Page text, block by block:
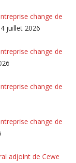
change de
juillet 2026
change de
change de
change de
adjoint de Cewe